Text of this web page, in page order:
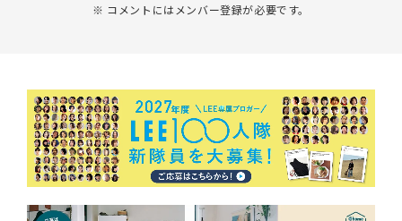
※ コメントにはメンバー登録が必要です。